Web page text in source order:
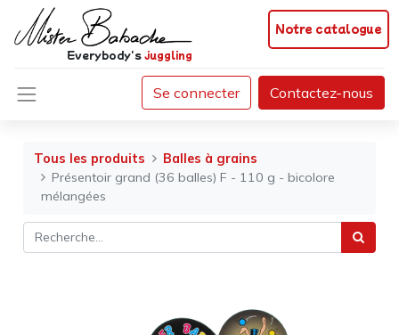
Notre catalogue
Everybody'sjuggling
Se connecter Contactez-nous
Tous les produits
Balles à grains
Présentoir grand (36 balles) F - 110 g - bicolore
mélangées